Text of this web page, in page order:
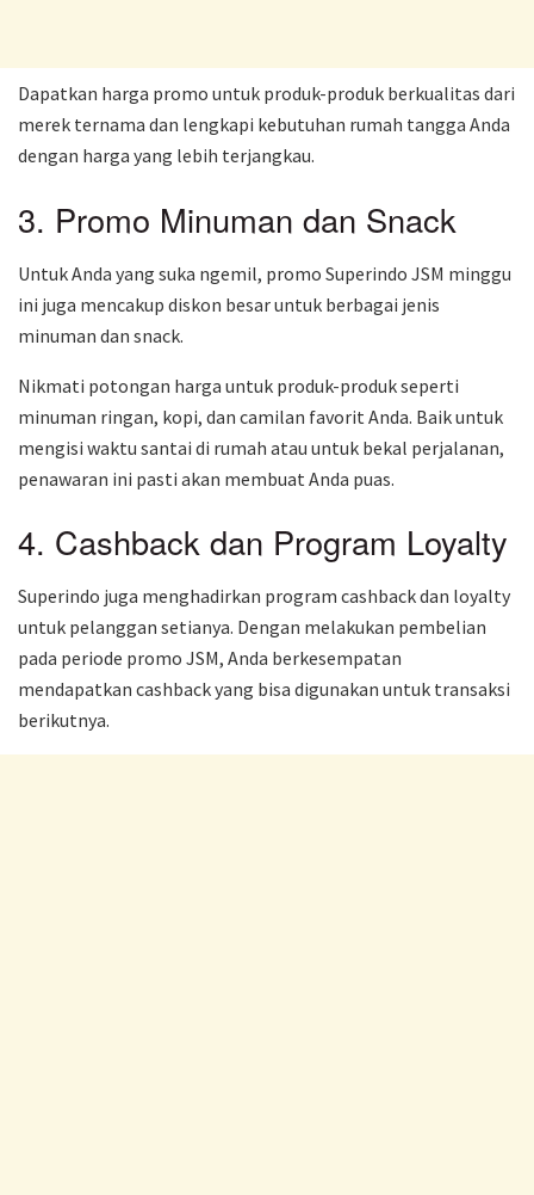
Dapatkan harga promo untuk produk-produk berkualitas dari
merek ternama dan lengkapi kebutuhan rumah tangga Anda
dengan harga yang lebih terjangkau.
3. Promo Minuman dan Snack
Untuk Anda yang suka ngemil, promo Superindo JSM minggu
ini juga mencakup diskon besar untuk berbagai jenis
minuman dan snack.
Nikmati potongan harga untuk produk-produk seperti
minuman ringan, kopi, dan camilan favorit Anda. Baik untuk
mengisi waktu santai di rumah atau untuk bekal perjalanan,
penawaran ini pasti akan membuat Anda puas.
4. Cashback dan Program Loyalty
Superindo juga menghadirkan program cashback dan loyalty
untuk pelanggan setianya. Dengan melakukan pembelian
pada periode promo JSM, Anda berkesempatan
mendapatkan cashback yang bisa digunakan untuk transaksi
berikutnya.